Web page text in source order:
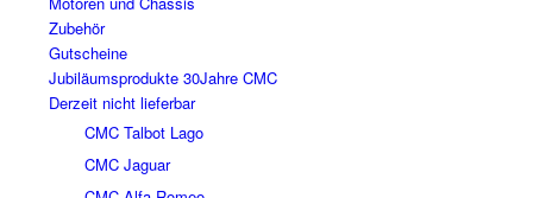
Zubehör
Gutscheine
Jubiläumsprodukte 30Jahre CMC
Derzeit nicht lieferbar
CMC Talbot Lago
CMC Jaguar